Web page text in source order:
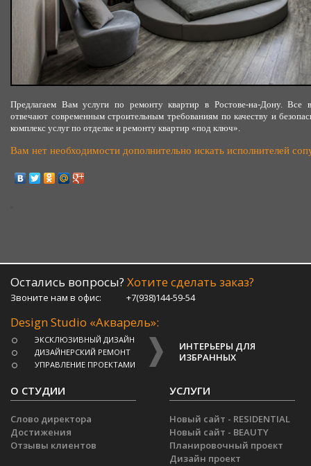
Предлагаем Вам услуги по ремонту квартир в Ростове-на-Дону. Все
отвечают современным строительным требованиям по качеству и
комплекс услуг по отделке и ремонту квартир «под ключ».
Вам нет необходимости дополнительно искать исполнителей
Остались вопросы? Хотите сделать заказ?
Звоните нам в офис: +7(938)144-59-54
Design Studio «Акварель»:
ЭКСКЛЮЗИВНЫЙ ДИЗАЙН
ДИЗАЙНЕРСКИЙ РЕМОНТ
УПРАВЛЕНИЕ ПРОЕКТАМИ
ИНТЕРЬЕРЫ ДЛЯ
ИЗБРАННЫХ
О СТУДИИ
Слово директора
Достижения
Отзывы клиентов
УСЛУГИ
Новый сайт - RESIDENTIAL
Новый сайт - BEAUTY
Планировочный проект
Дизайн проект